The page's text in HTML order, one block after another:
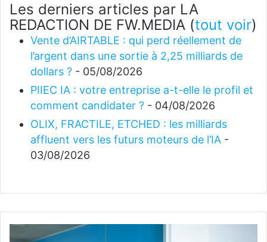
Les derniers articles par LA
REDACTION DE FW.MEDIA (tout voir)
Vente d’AIRTABLE : qui perd réellement de
l’argent dans une sortie à 2,25 milliards de
dollars ? - 05/08/2026
PIIEC IA : votre entreprise a-t-elle le profil et
comment candidater ? - 04/08/2026
OLIX, FRACTILE, ETCHED : les milliards
affluent vers les futurs moteurs de l’IA -
03/08/2026